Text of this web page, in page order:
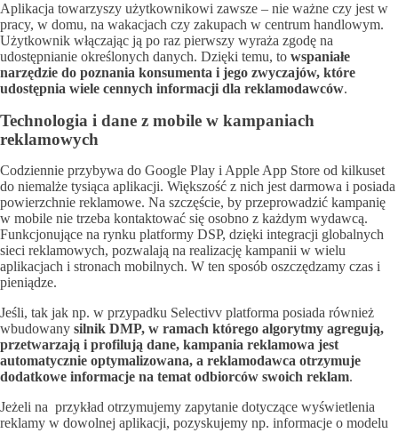
Aplikacja towarzyszy użytkownikowi zawsze – nie ważne czy jest w
pracy, w domu, na wakacjach czy zakupach w centrum handlowym.
Użytkownik włączając ją po raz pierwszy wyraża zgodę na
udostępnianie określonych danych. Dzięki temu, to wspaniałe
narzędzie do poznania konsumenta i jego zwyczajów, które
udostępnia wiele cennych informacji dla reklamodawców.
Technologia i dane z mobile w kampaniach
reklamowych
Codziennie przybywa do Google Play i Apple App Store od kilkuset
do niemalże tysiąca aplikacji. Większość z nich jest darmowa i posiada
powierzchnie reklamowe. Na szczęście, by przeprowadzić kampanię
w mobile nie trzeba kontaktować się osobno z każdym wydawcą.
Funkcjonujące na rynku platformy DSP, dzięki integracji globalnych
sieci reklamowych, pozwalają na realizację kampanii w wielu
aplikacjach i stronach mobilnych. W ten sposób oszczędzamy czas i
pieniądze.
Jeśli, tak jak np. w przypadku Selectivv platforma posiada również
wbudowany silnik DMP, w ramach którego algorytmy agregują,
przetwarzają i profilują dane, kampania reklamowa jest
automatycznie optymalizowana, a reklamodawca otrzymuje
dodatkowe informacje na temat odbiorców swoich reklam.
Jeżeli na przykład otrzymujemy zapytanie dotyczące wyświetlenia
reklamy w dowolnej aplikacji, pozyskujemy np. informacje o modelu